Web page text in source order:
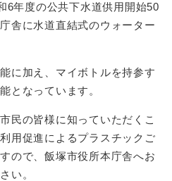
6年度の公共下水道供用開始50
舎に水道直結式のウォーター
に加え、マイボトルを持参す
となっています。
民の皆様に知っていただくこ
用促進によるプラスチックご
ので、飯塚市役所本庁舎へお
い。